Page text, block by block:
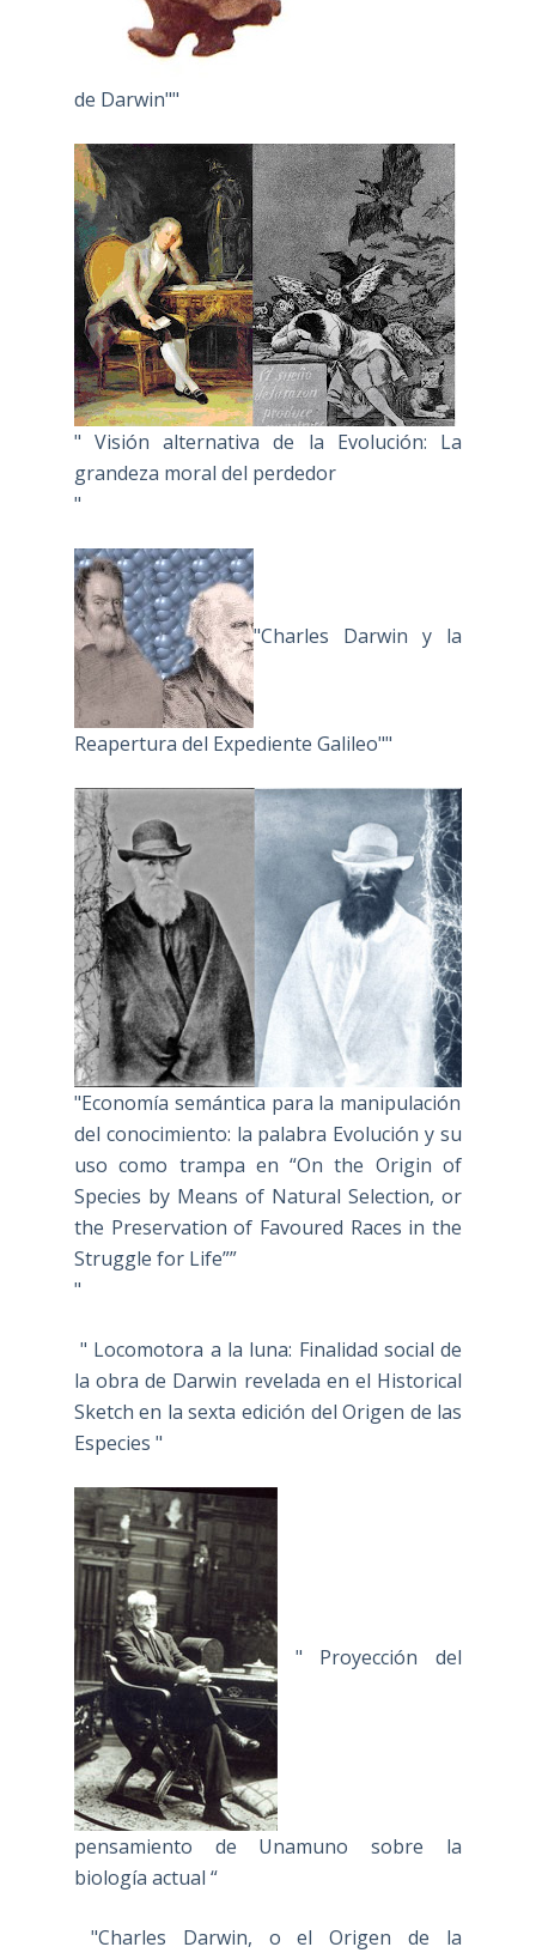
de Darwin""
" Visión alternativa de la Evolución: La
grandeza moral del perdedor
"
"Charles Darwin y la
Reapertura del Expediente Galileo""
"Economía semántica para la manipulación
del conocimiento: la palabra Evolución y su
uso como trampa en “On the Origin of
Species by Means of Natural Selection, or
the Preservation of Favoured Races in the
Struggle for Life””
"
" Locomotora a la luna: Finalidad social de
la obra de Darwin revelada en el Historical
Sketch en la sexta edición del Origen de las
Especies "
" Proyección del
pensamiento de Unamuno sobre la
biología actual “
"Charles Darwin, o el Origen de la